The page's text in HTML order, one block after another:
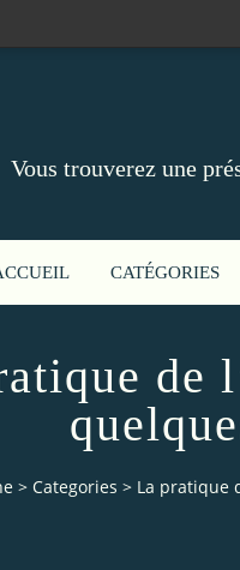
Vous trouverez une
CATÉGORIES
de
> Categories > La pratique